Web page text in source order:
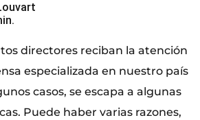
directores reciban la atención
especializada en nuestro país
casos, se escapa a algunas
Puede haber varias razones,